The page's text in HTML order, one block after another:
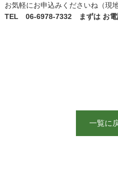
お気軽にお申込みくださいね（現
TEL 06-6978-7332 まずは お電
一覧に